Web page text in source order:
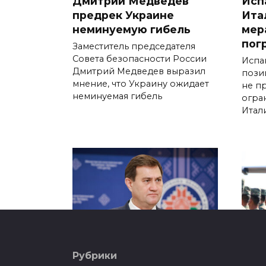
предрек Украине
неминуемую гибель
Заместитель председателя
Совета безопасности России
Дмитрий Медведев выразил
мнение, что Украину ожидает
неминуемая гибель
не
Рыженков назвал точки
Рубрики